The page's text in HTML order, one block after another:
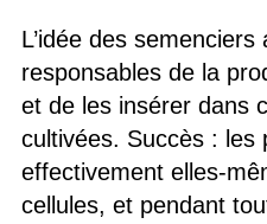
L’idée des semenciers
responsables de la
et de les insérer dans
cultivées. Succès : les
effectivement elles-
cellules, et pendant